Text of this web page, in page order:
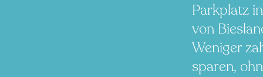
Parkplatz
von
Weniger
sparen,